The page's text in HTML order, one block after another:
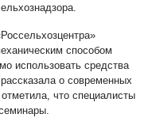
способом
использовать средства
о современных
что специалисты